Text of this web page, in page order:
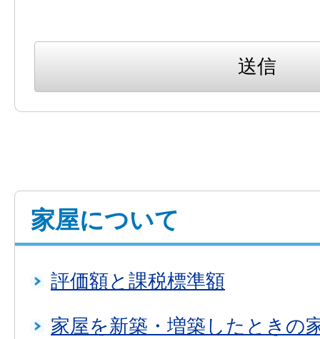
家屋について
評価額と課税標準額
家屋を新築・増築したときの